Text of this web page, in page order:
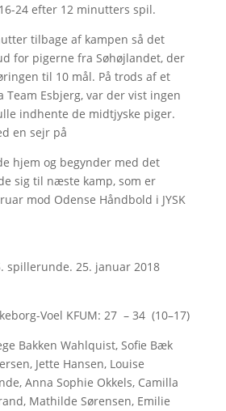
24 efter 12 minutters spil.
tilbage af kampen så det
for pigerne fra Søhøjlandet, der
til 10 mål. På trods af et
Esbjerg, var der vist ingen
indhente de midtjyske piger.
en sejr på
hjem og begynder med det
sig til næste kamp, som er
mod Odense Håndbold i JYSK
spillerunde. 25. januar 2018
Voel KFUM: 27 – 34 (10–17)
Bakken Wahlquist, Sofie Bæk
Jette Hansen, Louise
Anna Sophie Okkels, Camilla
Mathilde Sørensen, Emilie